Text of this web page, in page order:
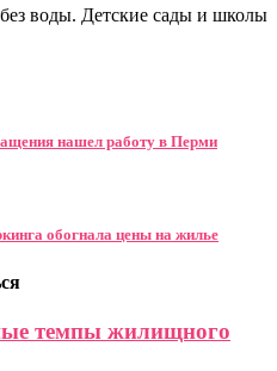
воды. Детские сады и школы
нашел работу в Перми
обогнала цены на жилье
темпы жилищного